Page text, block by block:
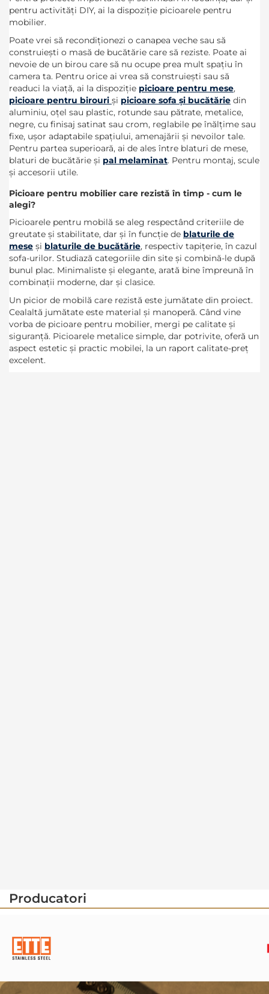
pentru activități DIY, ai la dispoziție picioarele pentru
mobilier.
Poate vrei să recondiționezi o canapea veche sau să
construiești o masă de bucătărie care să reziste. Poate ai
nevoie de un birou care să nu ocupe prea mult spațiu în
camera ta. Pentru orice ai vrea să construiești sau să
readuci la viață, ai la dispoziție picioare pentru mese,
picioare pentru birouri și picioare sofa și bucătărie din
aluminiu, oțel sau plastic, rotunde sau pătrate, metalice,
negre, cu finisaj satinat sau crom, reglabile pe înălțime sau
fixe, ușor adaptabile spațiului, amenajării și nevoilor tale.
Pentru partea superioară, ai de ales între blaturi de mese,
blaturi de bucătărie și pal melaminat. Pentru montaj, scule
și accesorii utile.
Picioare pentru mobilier care rezistă în timp - cum le
alegi?
Picioarele pentru mobilă se aleg respectând criteriile de
greutate și stabilitate, dar și în funcție de blaturile de
mese și blaturile de bucătărie, respectiv tapițerie, în cazul
sofa-urilor. Studiază categoriile din site și combină-le după
bunul plac. Minimaliste și elegante, arată bine împreună în
combinații moderne, dar și clasice.
Un picior de mobilă care rezistă este jumătate din proiect.
Cealaltă jumătate este material și manoperă. Când vine
vorba de picioare pentru mobilier, mergi pe calitate și
siguranță. Picioarele metalice simple, dar potrivite, oferă un
aspect estetic și practic mobilei, la un raport calitate-preț
excelent.
Producatori